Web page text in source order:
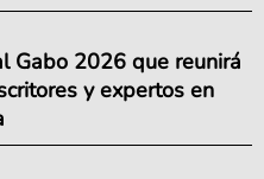
Gabo 2026 que reunirá
y expertos en